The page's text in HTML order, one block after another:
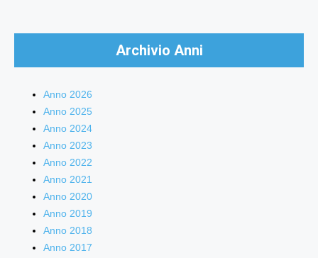
Archivio Anni
Anno 2026
Anno 2025
Anno 2024
Anno 2023
Anno 2022
Anno 2021
Anno 2020
Anno 2019
Anno 2018
Anno 2017